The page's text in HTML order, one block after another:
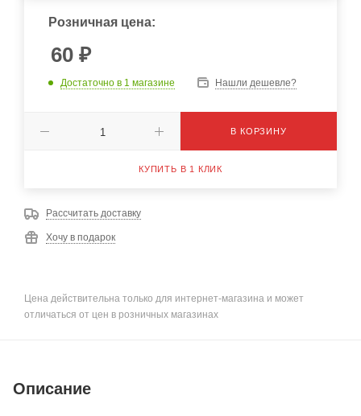
Розничная цена:
60 ₽
Достаточно в 1 магазине Нашли дешевле?
В КОРЗИНУ
КУПИТЬ В 1 КЛИК
Рассчитать доставку
Хочу в подарок
Цена действительна только для интернет-магазина и может
отличаться от цен в розничных магазинах
Описание